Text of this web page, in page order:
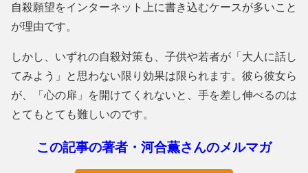
自殺願望をインターネット上に書き込むケースが多いこと
が理由です。
しかし、いずれの自殺対策も、子供や若者が「大人に話し
てみよう」と思わない限り効果は限られます。彼ら彼女ら
が、「心の扉」を開けてくれないと、手を差し伸べるのは
とてもとても難しいのです。
この記事の著者・河合薫さんのメルマガ